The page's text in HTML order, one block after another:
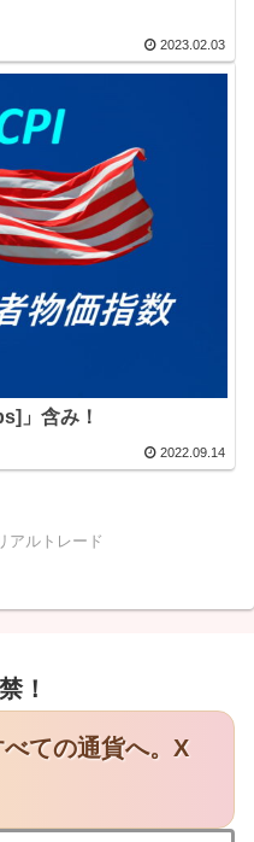
2023.02.03
」含み！
2022.09.14
アルトレード
！
ての通貨へ。X